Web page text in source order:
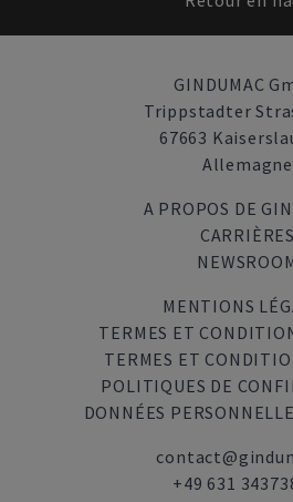
GINDUMAC
Trippstadter
67663
Allemagne
A PROPOS DE
CARRIÈRES
MENTIONS
TERMES ET
TERMES ET
POLITIQUES DE
DONNÉES
+49 631